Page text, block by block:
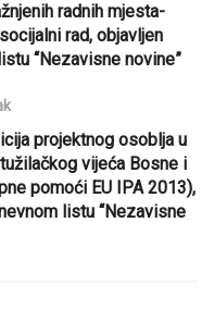
radnih mjesta-
rad, objavljen
“Nezavisne novine”
projektnog osoblja u
vijeća Bosne i
pomoći EU IPA 2013),
listu “Nezavisne